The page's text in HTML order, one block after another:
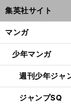
集英社サイト
マンガ
少年マンガ
週刊少年ジャ
ジャンプSQ